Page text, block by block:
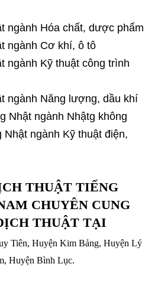
ngành Hóa chất, dược phẩm
ngành Cơ khí, ô tô
Kỹ thuật công trình
ngành Năng lượng, dầu khí
Nhật ngành Nhậtg không
ngành Kỹ thuật điện,
THUẬT TIẾNG
CHUYÊN CUNG
THUẬT TẠI
Tiên, Huyện Kim Bảng, Huyện Lý
Huyện Bình Lục.